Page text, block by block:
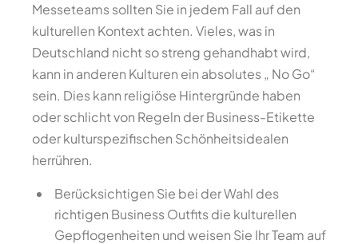
Messeteams sollten Sie in jedem Fall auf den
kulturellen Kontext achten. Vieles, was in
Deutschland nicht so streng gehandhabt wird,
kann in anderen Kulturen ein absolutes „ No Go“
sein. Dies kann religiöse Hintergründe haben
oder schlicht von Regeln der Business-Etikette
oder kulturspezifischen Schönheitsidealen
herrühren.
Berücksichtigen Sie bei der Wahl des
richtigen Business Outfits die kulturellen
Gepflogenheiten und weisen Sie Ihr Team auf